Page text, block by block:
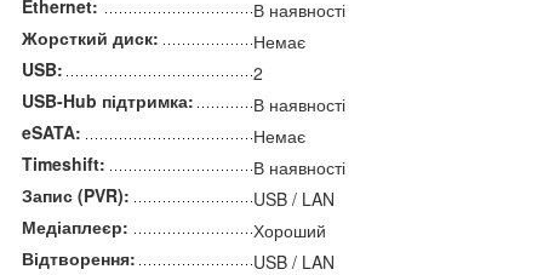
Ethernet:
В наявності
Жорсткий диск:
Немає
USB:
2
USB-Hub підтримка:
В наявності
eSATA:
Немає
Timeshift:
В наявності
Запис (PVR):
USB / LAN
Медіаплеєр:
Хороший
Відтворення:
USB / LAN